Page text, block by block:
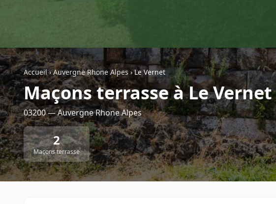
Accueil›Auvergne Rhone Alpes ›Le Vernet
Maçons terrasse à Le Vernet
03200 — Auvergne Rhone Alpes
2
Maçons terrasse